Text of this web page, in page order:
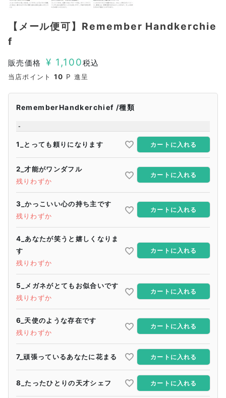
【メール便可】Remember Handkerchie
f
販売価格 ¥ 1,100税込
当店ポイント 10 P 進呈
RememberHandkerchief 種類
-
1_とっても頼りになります カートに入れる
2_才能がワンダフル
残りわずか
カートに入れる
3_かっこいい心の持ち主です
残りわずか
カートに入れる
4_あなたが笑うと嬉しくなりま
す
残りわずか
カートに入れる
5_メガネがとてもお似合いです
残りわずか
カートに入れる
6_天使のような存在です
残りわずか
カートに入れる
7_頑張っているあなたに花まる カートに入れる
8_たったひとりの天才シェフ カートに入れる